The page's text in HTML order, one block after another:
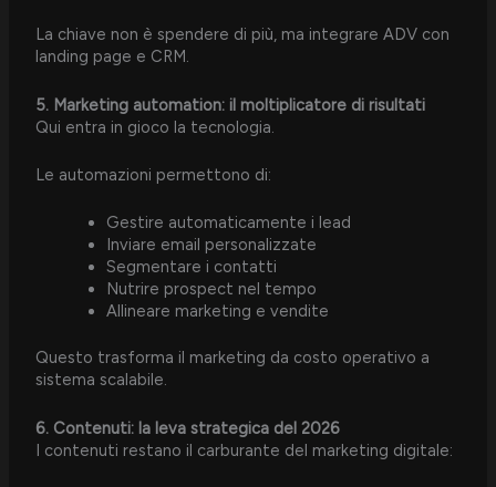
La chiave non è spendere di più, ma integrare ADV con
landing page e CRM.
5. Marketing automation: il moltiplicatore di risultati
Qui entra in gioco la tecnologia.
Le automazioni permettono di:
Gestire automaticamente i lead
Inviare email personalizzate
Segmentare i contatti
Nutrire prospect nel tempo
Allineare marketing e vendite
Questo trasforma il marketing da costo operativo a
sistema scalabile.
6. Contenuti: la leva strategica del 2026
I contenuti restano il carburante del marketing digitale: